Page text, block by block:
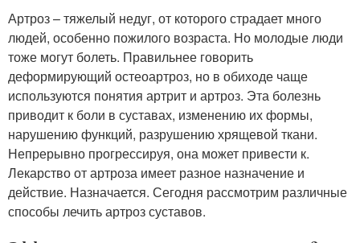
Артроз – тяжелый недуг, от которого страдает много
людей, особенно пожилого возраста. Но молодые люди
тоже могут болеть. Правильнее говорить
деформирующий остеоартроз, но в обиходе чаще
используются понятия артрит и артроз. Эта болезнь
приводит к боли в суставах, изменению их формы,
нарушению функций, разрушению хрящевой ткани.
Непрерывно прогрессируя, она может привести к.
Лекарство от артроза имеет разное назначение и
действие. Назначается. Сегодня рассмотрим различные
способы лечить артроз суставов.